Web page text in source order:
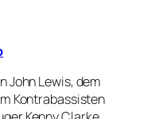
John Lewis, dem
Kontrabassisten